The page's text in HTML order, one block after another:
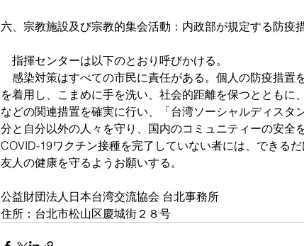
六、宗教施設及び宗教的集会活動：内政部が規定する防疫
指揮センターは以下のとおり呼びかける。
感染対策はすべての市民に責任がある。個人の防疫措置
を着用し、こまめに手を洗い、社会的距離を保つとともに
などの関連措置を確実に行い、「台湾ソーシャルディスタ
分と自分以外の人々を守り、国内のコミュニティーの安全
COVID-19ワクチン接種を完了していない者には、できる
友人の健康を守るようお願いする。
公益財団法人日本台湾交流協会 台北事務所
住所：台北市松山区慶城街２８号